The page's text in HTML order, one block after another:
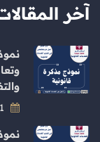
آخر